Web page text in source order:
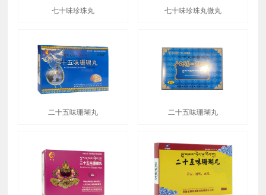
七十味珍珠丸 七十味珍珠丸微丸
二十五味珊瑚丸 二十五味珊瑚丸